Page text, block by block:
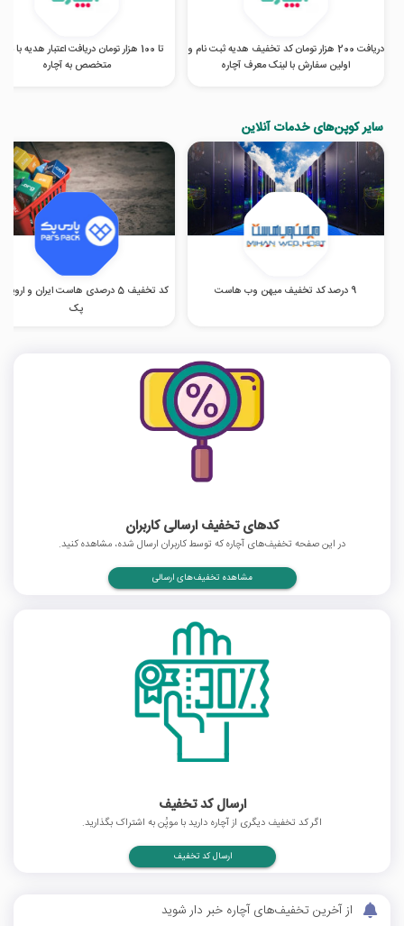
دریافت 200 هزار تومان کد تخفیف هدیه ثبت نام و
اولین سفارش با لینک معرف آچاره
تا 100 هزار تومان دریافت اعتبار هدیه با
متخصص به آچاره
سایر کوپن‌های خدمات آنلاین
9 درصد کد تخفیف میهن وب هاست
کد تخفیف 5 درصدی هاست ایران و
پک
کدهای تخفیف ارسالی کاربران
در این صفحه تخفیف‌های آچاره که توسط کاربران ارسال شده، مشاهده کنید.
مشاهده تخفیف‌های ارسالی
ارسال کد تخفیف
اگر کد تخفیف دیگری از آچاره دارید با موپُن به اشتراک بگذارید.
ارسال کد تخفیف
از آخرین تخفیف‌های آچاره خبر دار شوید